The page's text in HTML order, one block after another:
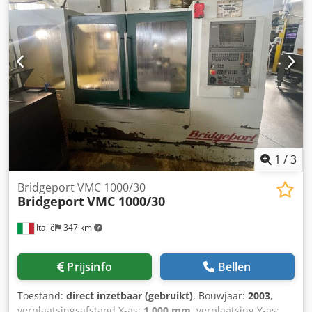
800 mm Verplaatsing Y-as: 500 mm Verplaatsing Z-as: 500
mm Toerentalbereik: 0–10.000 omw/min Toerentalregeling:
traploos Gereedschapopname: SK 40 Aantal posities in het
magazijn: 20 Codezmryyepfx Abkjrf MACHINEGEGEVENS
Besturing: Heidenhain TNC 410 Opspanvlak: 1.000 × 500
mm UITRUSTING Vaste draaitafel Verticaal
gereedschapwisselsysteem Volledige beschermingscabine
met schuifdeuren en binnenverlichting Diverse
gereedschapopnames SK 40 Elektronische handwiel
Koelvloeistofvoorziening met krachtigere pomp
Koelvloeistofdruk: 20 bar Spaanafvoer
Bedieningshandleiding
1 /3
Italië 347 km
Bridgeport VMC 1000/30
BridgeportVMC 1000/30
Prijsinfo Bellen
Toestand: direct inzetbaar (gebruikt), Bouwjaar: 2003,